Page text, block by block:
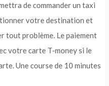
de commander un taxi
votre destination et
tout problème. Le paiement
votre carte T-money si le
Une course de 10 minutes